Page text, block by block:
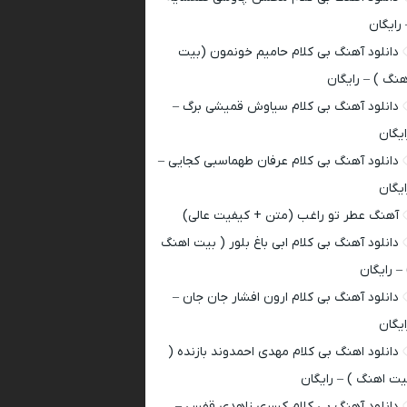
رایگان
دانلود آهنگ بی کلام حامیم خونمون (بیت
) – رایگان
دانلود آهنگ بی کلام سیاوش قمیشی برگ –
دانلود آهنگ بی کلام عرفان طهماسبی کجایی –
آهنگ عطر تو راغب (متن + کیفیت عالی)
دانلود آهنگ بی کلام ابی باغ بلور ( بیت اهنگ
– رایگان
دانلود آهنگ بی کلام ارون افشار جان جان –
دانلود اهنگ بی کلام مهدی احمدوند بازنده (
اهنگ ) – رایگان